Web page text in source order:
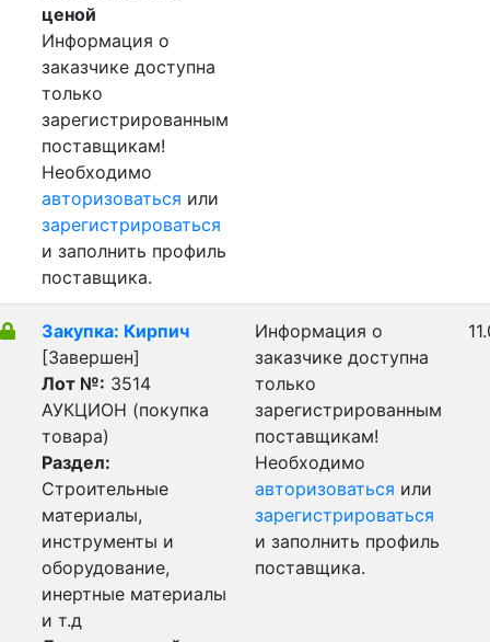
ценой
Информация о
заказчике доступна
только
зарегистрированным
поставщикам!
Необходимо
авторизоваться или
зарегистрироваться
и заполнить профиль
поставщика.
Закупка: Кирпич
[Завершен]
Лот №: 3514
АУКЦИОН (покупка
товара)
Раздел:
Строительные
материалы,
инструменты и
оборудование,
инертные материалы
и т.д
Информация о
заказчике доступна
только
зарегистрированным
поставщикам!
Необходимо
авторизоваться или
зарегистрироваться
и заполнить профиль
поставщика.